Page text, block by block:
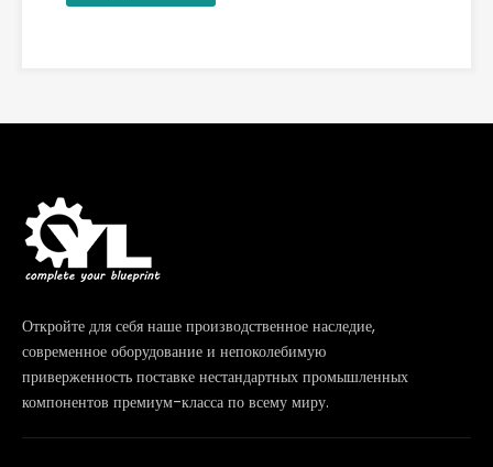
Откройте для себя наше производственное наследие,
современное оборудование и непоколебимую
приверженность поставке нестандартных промышленных
компонентов премиум-класса по всему миру.